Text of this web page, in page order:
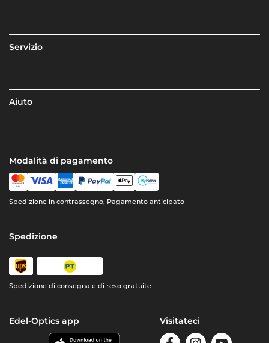
Servizio
Aiuto
Modalità di pagamento
Spedizione in contrassegno, Pagamento anticipato
Spedizione
Spedizione di consegna e di reso gratuite
Edel-Optics app Visitateci